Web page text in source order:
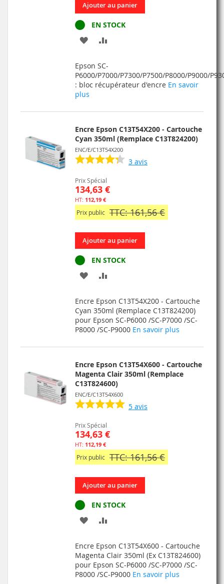
Ajouter au panier
EN STOCK
AJOUTER
MA
LISTE
D’ENVIE
COMPARATEUR
Epson SC-
P6000/P7000/P7300/P7500/P8000/P9000/
: bloc récupérateur d'encre En savoir
plus
Encre Epson C13T54X200 - Cartouche
Cyan 350ml (Remplace C13T824200)
ENC/E/C13T54X200
3 avis
Prix Spécial
134,63 €
112,19 €
Prix public TTC: 161,56 €
Ajouter au panier
EN STOCK
AJOUTER
MA
LISTE
D’ENVIE
COMPARATEUR
Encre Epson C13T54X200 - Cartouche
Cyan 350ml (Remplace C13T824200)
pour Epson SC-P6000 /SC-P7000 /SC-
P8000 /SC-P9000 En savoir plus
Encre Epson C13T54X600 - Cartouche
Magenta Clair 350ml (Remplace
C13T824600)
ENC/E/C13T54X600
5 avis
Prix Spécial
134,63 €
112,19 €
Prix public TTC: 161,56 €
Ajouter au panier
EN STOCK
AJOUTER
MA
LISTE
COMPARATEUR
Encre Epson C13T54X600 - Cartouche
Magenta Clair 350ml (Ex C13T824600)
pour Epson SC-P6000 /SC-P7000 /SC-
P8000 /SC-P9000 En savoir plus